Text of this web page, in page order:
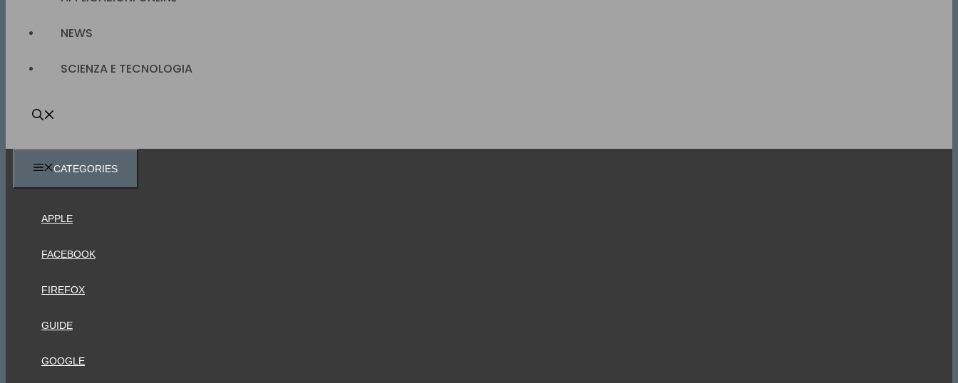
NEWS
SCIENZA E TECNOLOGIA
CATEGORIES
APPLE
FACEBOOK
FIREFOX
GUIDE
GOOGLE